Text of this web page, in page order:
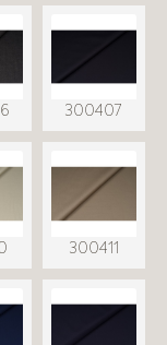
300407
300411